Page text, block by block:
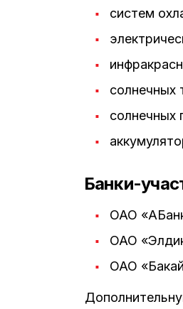
систем
солнечных
солнечных
Банки-
ОАО
ОАО «Элдик
ОАО «Бакай